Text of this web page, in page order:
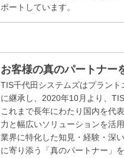
ポートしています。
お客様の真のパートナー
TIS千代田システムズはプラン
に継承し、2020年10月より、
これまで長年にわたり国内を代
力と幅広いソリューションを活
業界に特化した知見・経験・深
に寄り添う「真のパートナー」